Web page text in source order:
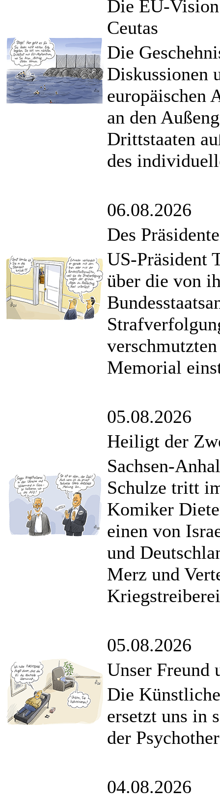
Die EU-
Ceutas
Die
Diskussionen
europäischen
an den
Drittstaaten
des
06.08.2026
Des
US-Präsident
über die von
Memorial
05.08.2026
Heiligt der
Sachsen-
Schulze tritt
Komiker
einen von
und
Merz und
05.08.2026
Unser Freund
Die
ersetzt uns in
der
04.08.2026